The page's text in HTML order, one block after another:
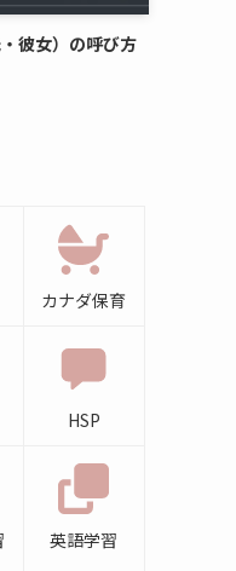
彼女）の呼び方
カナダ保育
HSP
英語学習